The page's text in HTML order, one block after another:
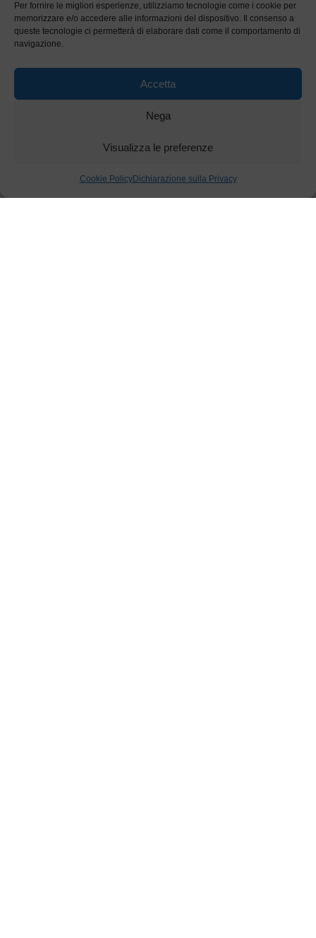
Per fornire le migliori esperienze, utilizziamo tecnologie come i cookie per
memorizzare e/o accedere alle informazioni del dispositivo. Il consenso a
queste tecnologie ci permetterà di elaborare dati come il comportamento di
navigazione.
Accetta
Nega
Visualizza le preferenze
Cookie PolicyDichiarazione sulla Privacy